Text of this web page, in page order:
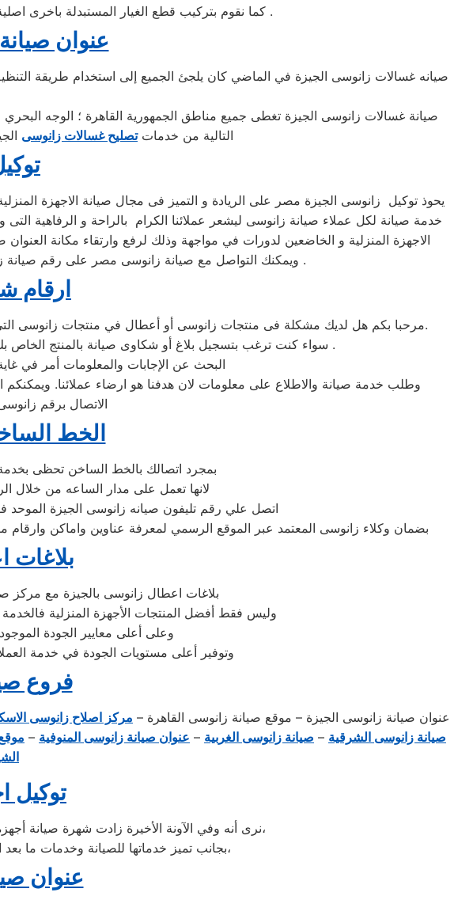
كما نقوم بتركيب قطع الغيار المستبدلة باخرى اصلية ويحصل العميل على ضمان عام على العنوان صيانة وقطع الغيار المستبدلة .
عنوان
صيانه غسالات زانوسى الجيزة في الماضي كان يلجئ الجميع إلى استخدام طريقة
صيانة غسالات زانوسى الجيزة تغطى جميع مناطق الجمهورية القاهرة ؛ الوجه
التالية من خدماتتصليح غسالات زانوسى
يحوذ توكيل زانوسى الجيزة مصر على الريادة و التميز فى مجال صيانة الاجهزة
خدمة صيانة لكل عملاء صيانة زانوسى ليشعر عملائنا الكرام بالراحة و الرفاهية
الاجهزة المنزلية و الخاضعين لدورات في مواجهة وذلك لرفع وارتقاء مكانة
ويمكنك التواصل مع صيانة زانوسى مصر على رقم صيانة زانوسى لارسال مندوب الصيانة فى موعد أقصاه 24 ساعة فقط من استلام الاوردر .
ارقام
مرحبا بكم هل لديك مشكلة فى منتجات زانوسى أو أعطال في منتجات زانوسى التى تتطلب الدعم الفنى أو هل لديك سؤال؟ يمكننا المساعدة بسهولة لاننا أفضل خدمة عملاء صيانة فى مصر.
سواء كنت ترغب بتسجيل بلاغ أو شكاوى صيانة بالمنتج الخاص بك أو التواصل مع أحد ممثلي خدمة العملاء أو طلب خدمة صيانة الخاصة بمنتجات زانوسى .
البحث عن الإجابات والمعلومات أمر في
وطلب خدمة صيانة والاطلاع على معلومات لان هدفنا هو ارضاء عملائنا.
الاتصال برقم
الخط
بمجرد اتصالك بالخط الساخن تحظى
لانها تعمل على مدار الساعه من خلال
اتصل علي رقم تليفون صيانه زانوسى الجيزة الموحد
بضمان وكلاء زانوسى المعتمد عبر الموقع الرسمي لمعرفة عناوين واماكن وارقام
بلاغات
بلاغات اعطال زانوسى بالجيزة مع مركز
وليس فقط أفضل المنتجات الأجهزة المنزلية
وعلى أعلى معايير الجودة
وتوفير أعلى مستويات الجودة في خدمة
فروع
عنوان صيانة زانوسى الجيزة – موقع صيانة زانوسى القاهرة – مركز اصلاح زانوسى
صيانة زانوسى الشرقية – صيانة زانوسى الغربية – عنوان صيانة زانوسى المنوفية –
توكيل
نرى أنه وفي الآونة الأخيرة زادت شهرة صيانة أجهزة زانوسى المنزلية، لتطورها الكبير وبروز مزاياها بين باقي العلامات الأخرى،
بجانب تميز خدماتها للصيانة وخدمات ما بعد البيع والكثير من أسباب اختيار العميل لها وثقته الكبيرة بها وبما تنتجه،
عنوان